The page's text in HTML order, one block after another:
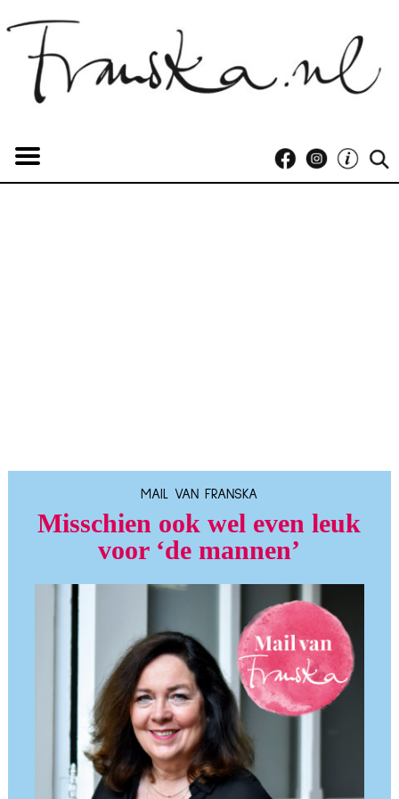
MAIL VAN FRANSKA
Misschien ook wel even leuk
voor ‘de mannen’